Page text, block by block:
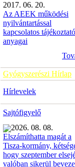
2017. 06. 20.
Az AEEK működési
nyilvántartással
kapcsolatos tájékoztató
anyagai
Gyógyszerészi Hírlap
Hírlevelek
Sajtófigyelő
2026. 08. 08.
Elszámíthatta magát a
Tisza-kormány,
hogy szeptember
valóban sikerül